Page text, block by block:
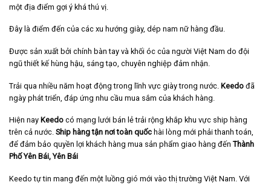
một địa điểm gợi ý khá thú vị.
Đây là điểm đến của các xu hướng giày, dép nam nữ hàng đầu.
Được sản xuất bởi chính bàn tay và khối óc của người Việt Nam do đội
ngũ thiết kế hùng hậu, sáng tạo, chuyên nghiệp đảm nhận.
Trải qua nhiều năm hoạt động trong lĩnh vực giày trong nước. Keedo đã
ngày phát triển, đáp ứng nhu cầu mua sắm của khách hàng.
Hiện nay Keedo có mạng lưới bán lẻ trải rộng khắp khu vực ship hàng
trên cả nước. Ship hàng tận nơi toàn quốc hài lòng mới phải thanh toán,
để đảm bảo quyền lợi khách hàng mua sản phẩm giao hàng đến Thành
Phố Yên Bái, Yên Bái
Keedo tự tin mang đến một luồng gió mới vào thị trường Việt Nam. Với